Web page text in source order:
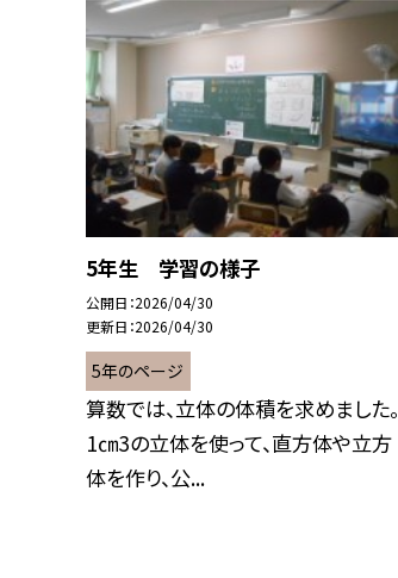
5年生 学習の様子
公開日 2026/04/30
更新日 2026/04/30
5年のページ
算数では、立体の体積を求めました。
1㎝3の立体を使って、直方体や立方
体を作り、公...